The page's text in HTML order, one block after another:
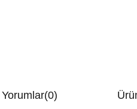
Yorumlar(0)